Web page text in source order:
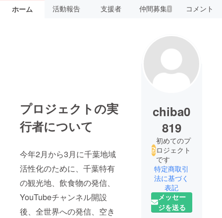
ホーム 活動報告 支援者 仲間募集 1 コメント
プロジェクトの実
行者について
今年2月から3月に千葉地域
活性化のために、千葉特有
の観光地、飲食物の発信、
YouTubeチャンネル開設
後、全世界への発信、空き
chiba0
819
初めてのプ
ロジェクト
です
特定商取引
法に基づく
表記
メッセー
ジを送る